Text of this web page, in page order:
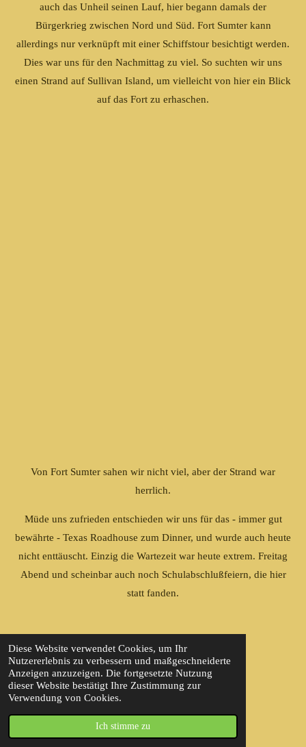
Diese Website verwendet Cookies, um Ihr
Nutzererlebnis zu verbessern und maßgeschneiderte
Anzeigen anzuzeigen. Die fortgesetzte Nutzung
dieser Website bestätigt Ihre Zustimmung zur
Verwendung von Cookies.
Ich stimme zu
auch das Unheil seinen Lauf, hier begann damals der
Bürgerkrieg zwischen Nord und Süd. Fort Sumter kann
allerdings nur verknüpft mit einer Schiffstour besichtigt werden.
Dies war uns für den Nachmittag zu viel. So suchten wir uns
einen Strand auf Sullivan Island, um vielleicht von hier ein Blick
auf das Fort zu erhaschen.
Von Fort Sumter sahen wir nicht viel, aber der Strand war
herrlich.
Müde uns zufrieden entschieden wir uns für das - immer gut
bewährte - Texas Roadhouse zum Dinner, und wurde auch heute
nicht enttäuscht. Einzig die Wartezeit war heute extrem. Freitag
Abend und scheinbar auch noch Schulabschlußfeiern, die hier
statt fanden.